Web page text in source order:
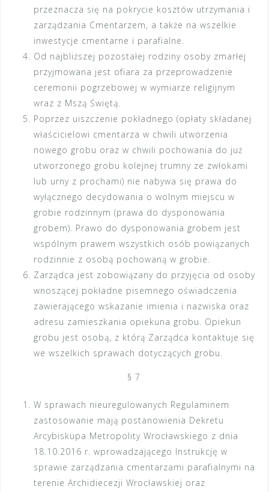
przeznacza się na pokrycie kosztów utrzymania i
zarządzania Cmentarzem, a także na wszelkie
inwestycje cmentarne i parafialne.
Od najbliższej pozostałej rodziny osoby zmarłej
przyjmowana jest ofiara za przeprowadzenie
ceremonii pogrzebowej w wymiarze religijnym
wraz z Mszą Świętą.
Poprzez uiszczenie pokładnego (opłaty składanej
właścicielowi cmentarza w chwili utworzenia
nowego grobu oraz w chwili pochowania do już
utworzonego grobu kolejnej trumny ze zwłokami
lub urny z prochami) nie nabywa się prawa do
wyłącznego decydowania o wolnym miejscu w
grobie rodzinnym (prawa do dysponowania
grobem). Prawo do dysponowania grobem jest
wspólnym prawem wszystkich osób powiązanych
rodzinnie z osobą pochowaną w grobie.
Zarządca jest zobowiązany do przyjęcia od osoby
wnoszącej pokładne pisemnego oświadczenia
zawierającego wskazanie imienia i nazwiska oraz
adresu zamieszkania opiekuna grobu. Opiekun
grobu jest osobą, z którą Zarządca kontaktuje się
we wszelkich sprawach dotyczących grobu.
§ 7
W sprawach nieuregulowanych Regulaminem
zastosowanie mają postanowienia Dekretu
Arcybiskupa Metropolity Wrocławskiego z dnia
18.10.2016 r. wprowadzającego Instrukcję w
sprawie zarządzania cmentarzami parafialnymi na
terenie Archidiecezji Wrocławskiej oraz